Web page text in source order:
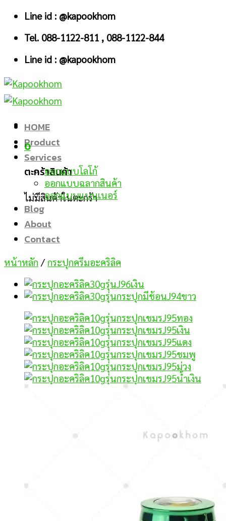
Skip
content
Line id : @kapookhom
Tel. 088-1122-811 , 088-1122-844
Line id : @kapookhom
0
ตะกร้าสินค้า
ไม่มีสินค้าในตะกร้า
HOME
Product
Services
ออกแบบโลโก้
ออกแบบฉลากสินค้า
ออกแบบแบนเนอร์
Blog
About
Contact
หน้าหลัก / กระปุกครีมอะคริลิค